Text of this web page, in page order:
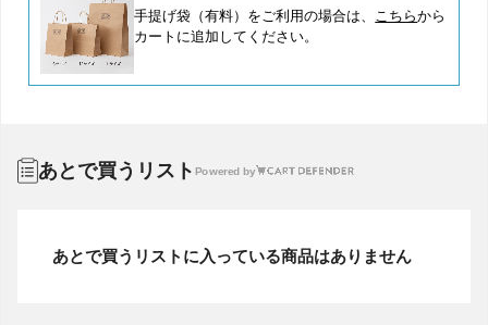
手提げ袋（有料）をご利用の場合は、 こちらから
カートに追加してください。
あとで買うリスト Powered by
あとで買うリストに入っている商品はありません